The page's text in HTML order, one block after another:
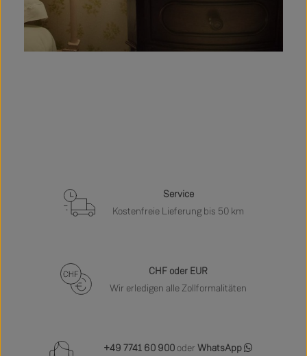
Service
Kostenfreie Lieferung bis 50 km
CHF oder EUR
Wir erledigen alle Zollformalitäten
+49 7741 60 900 oder WhatsApp